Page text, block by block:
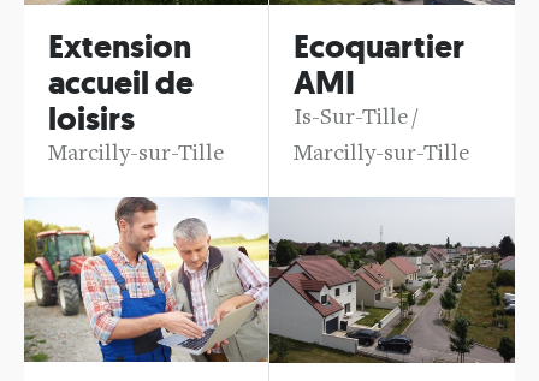
Extension
accueil de
loisirs
Marcilly-sur-Tille
Ecoquartier
AMI
Is-Sur-Tille /
Marcilly-sur-Tille